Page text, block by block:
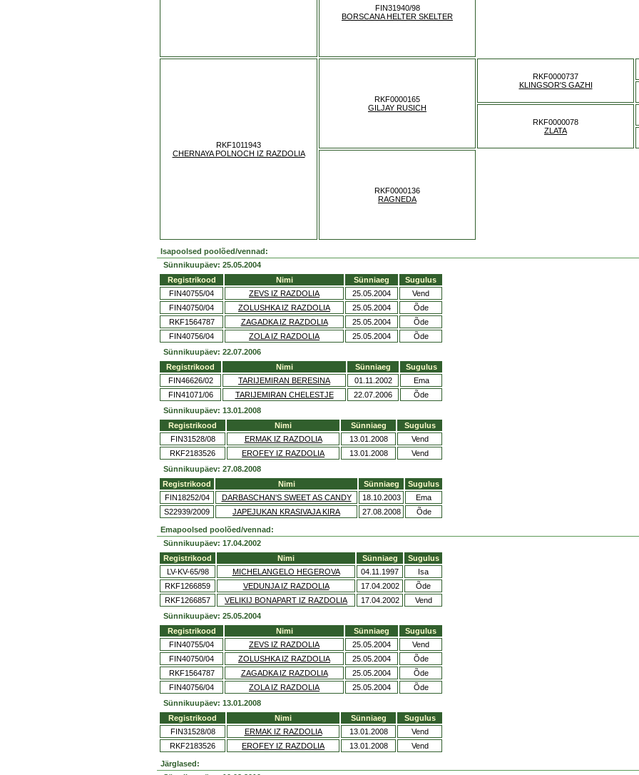
FIN31940/98
BORSCANA HELTER SKELTER
RKF1011943
CHERNAYA POLNOCH IZ RAZDOLIA
RKF0000165
GILJAY RUSICH
RKF0000737
KLINGSOR'S GAZHI
RKF0000078
ZLATA
RKF0000136
RAGNEDA
Isapoolsed poolõed/vennad:
Sünnikuupäev: 25.05.2004
Registrikood
Nimi Sünniaeg
Sugulus
FIN40755/04
ZEVS IZ RAZDOLIA 25.05.2004
Vend
FIN40750/04
ZOLUSHKA IZ RAZDOLIA 25.05.2004
Õde
RKF1564787
ZAGADKA IZ RAZDOLIA 25.05.2004
Õde
FIN40756/04
ZOLA IZ RAZDOLIA 25.05.2004
Õde
Sünnikuupäev: 22.07.2006
Registrikood
Nimi Sünniaeg
Sugulus
FIN46626/02
TARIJEMIRAN BERESINA 01.11.2002
Ema
FIN41071/06
TARIJEMIRAN CHELESTJE 22.07.2006
Õde
Sünnikuupäev: 13.01.2008
Registrikood
Nimi Sünniaeg
Sugulus
FIN31528/08
ERMAK IZ RAZDOLIA 13.01.2008
Vend
RKF2183526
EROFEY IZ RAZDOLIA 13.01.2008
Vend
Sünnikuupäev: 27.08.2008
Registrikood
Nimi Sünniaeg
Sugulus
FIN18252/04
DARBASCHAN'S SWEET AS CANDY 18.10.2003
Ema
S22939/2009
JAPEJUKAN KRASIVAJA KIRA 27.08.2008 Õde
Emapoolsed poolõed/vennad:
Sünnikuupäev: 17.04.2002
Registrikood
Nimi Sünniaeg
Sugulus
LV-KV-65/98
MICHELANGELO HEGEROVA 04.11.1997
Isa
RKF1266859
VEDUNJA IZ RAZDOLIA 17.04.2002
Õde
RKF1266857
VELIKIJ BONAPART IZ RAZDOLIA 17.04.2002
Vend
Sünnikuupäev: 25.05.2004
Registrikood
Nimi Sünniaeg
Sugulus
FIN40755/04
ZEVS IZ RAZDOLIA 25.05.2004
Vend
FIN40750/04
ZOLUSHKA IZ RAZDOLIA 25.05.2004
Õde
RKF1564787
ZAGADKA IZ RAZDOLIA 25.05.2004
Õde
FIN40756/04
ZOLA IZ RAZDOLIA 25.05.2004
Õde
Sünnikuupäev: 13.01.2008
Registrikood
Nimi Sünniaeg
Sugulus
FIN31528/08
ERMAK IZ RAZDOLIA 13.01.2008
Vend
RKF2183526
EROFEY IZ RAZDOLIA 13.01.2008 Vend
Järglased: